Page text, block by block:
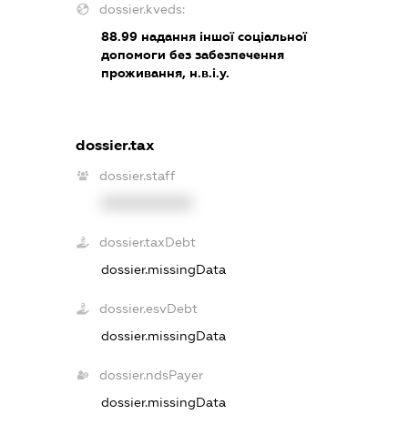
dossier.kveds:
88.99надання іншої соціальної
допомоги без забезпечення
проживання, н.в.і.у.
dossier.tax
dossier.staff
dossier.taxDebt
dossier.missingData
dossier.esvDebt
dossier.missingData
dossier.ndsPayer
dossier.missingData